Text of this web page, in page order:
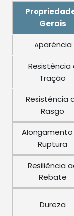
Gerais
Aparência
Resistência
Tração
Resistência
Rasgo
Alongamento
Ruptura
Resiliência
Rebate
Dureza